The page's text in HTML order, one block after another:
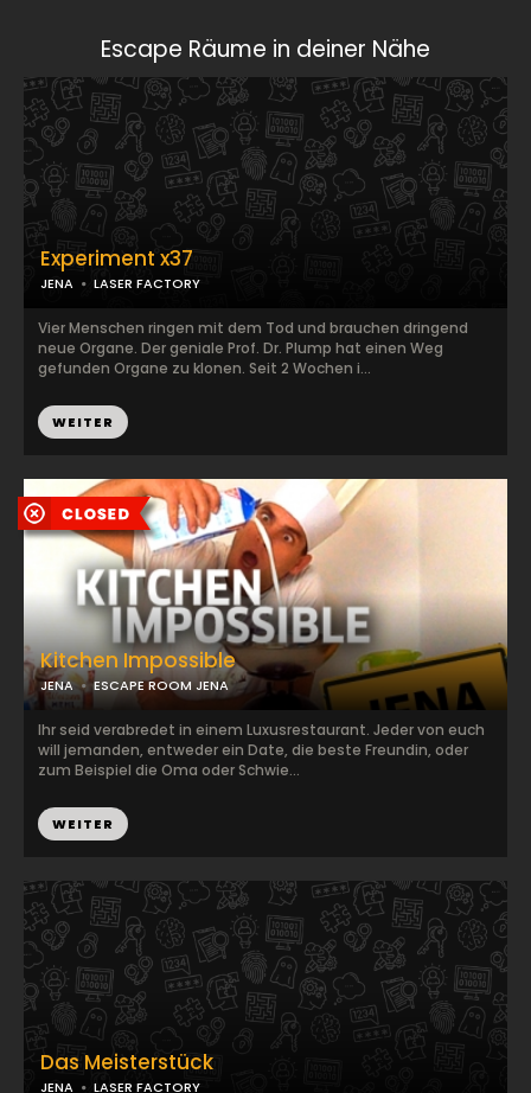
Escape Räume in deiner Nähe
Kitchen Impossible
JENA ESCAPE ROOM JENA
Ihr seid verabredet in einem Luxusrestaurant. Jeder von euch
will jemanden, entweder ein Date, die beste Freundin, oder
zum Beispiel die Oma oder Schwie...
WEITER
Experiment x37
JENA LASER FACTORY
Vier Menschen ringen mit dem Tod und brauchen dringend
neue Organe. Der geniale Prof. Dr. Plump hat einen Weg
gefunden Organe zu klonen. Seit 2 Wochen i...
WEITER
Das Meisterstück
JENA LASER FACTORY